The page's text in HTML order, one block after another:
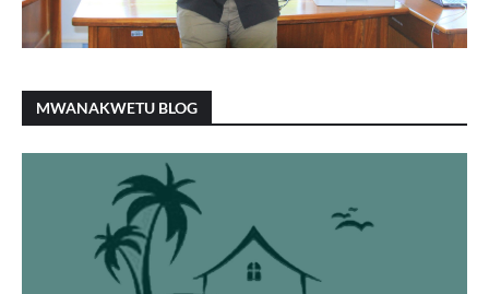
MWANAKWETU BLOG